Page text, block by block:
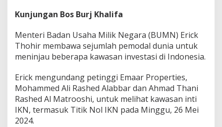
Kunjungan Bos Burj Khalifa
Menteri Badan Usaha Milik Negara (BUMN) Erick
Thohir membawa sejumlah pemodal dunia untuk
meninjau beberapa kawasan investasi di Indonesia.
Erick mengundang petinggi Emaar Properties,
Mohammed Ali Rashed Alabbar dan Ahmad Thani
Rashed Al Matrooshi, untuk melihat kawasan inti
IKN, termasuk Titik Nol IKN pada Minggu, 26 Mei
2024.